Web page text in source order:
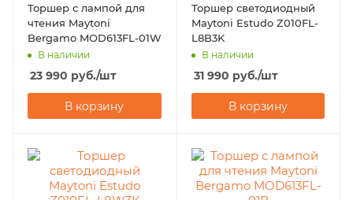
Торшер с лампой для
чтения Maytoni
Bergamo MOD613FL-01W
В наличии
23 990 руб./шт
В корзину
Торшер светодиодный
Maytoni Estudo Z010FL-
L8B3K
В наличии
31 990 руб./шт
В корзину